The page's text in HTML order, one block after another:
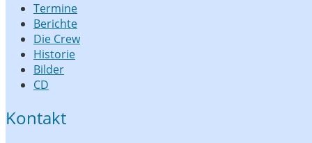
Termine
Berichte
Die Crew
Historie
Bilder
CD
Kontakt